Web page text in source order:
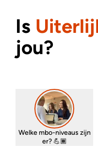
Is
jou?
Welke mbo-niveaus zijn
er? 💪🏾